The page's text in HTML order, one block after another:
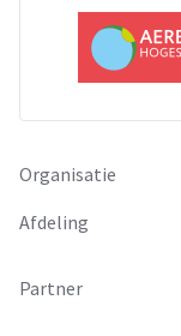
Organisatie
Afdeling
Partner